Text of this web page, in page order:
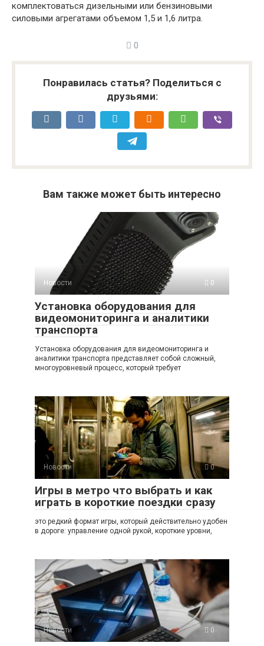
комплектоваться дизельными или бензиновыми
силовыми агрегатами объемом 1,5 и 1,6 литра.
0
Понравилась статья? Поделиться с
друзьями:
Вам также может быть интересно
Новости 0
Установка оборудования для
видеомониторинга и аналитики
транспорта
Установка оборудования для видеомониторинга и
аналитики транспорта представляет собой сложный,
многоуровневый процесс, который требует
Новости 0
Игры в метро что выбрать и как
играть в короткие поездки сразу
это редкий формат игры, который действительно удобен
в дороге: управление одной рукой, короткие уровни,
Новости 0